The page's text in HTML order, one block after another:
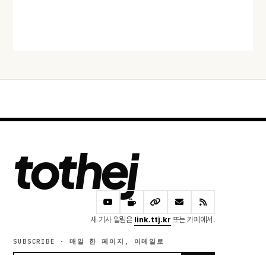
tothej
새 기사 알림은 link.ttj.kr 또는 카페에서.
SUBSCRIBE · 매일 한 페이지, 이메일로